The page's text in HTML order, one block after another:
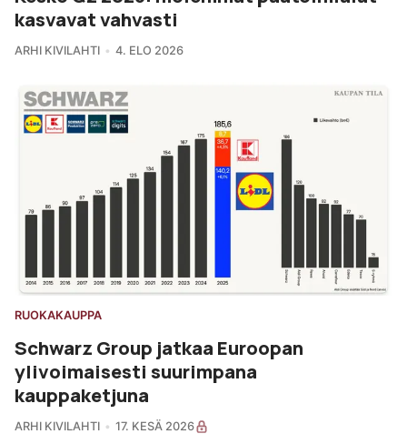
kasvavat vahvasti
ARHI KIVILAHTI 4. ELO 2026
RUOKAKAUPPA
Schwarz Group jatkaa Euroopan
ylivoimaisesti suurimpana
kauppaketjuna
ARHI KIVILAHTI 17. KESÄ 2026